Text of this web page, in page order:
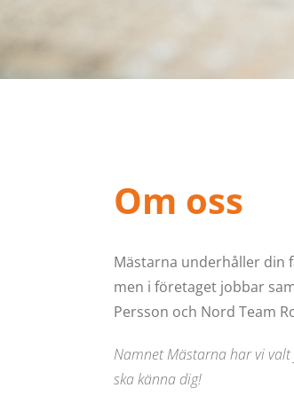
Om oss
Mästarna underhåller din
men i företaget jobbar
Persson och Nord Team
Namnet Mästarna har vi
ska känna dig!